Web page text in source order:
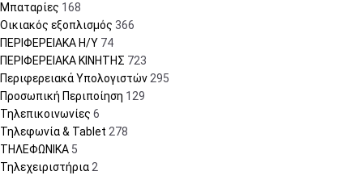
Μπαταρίες 168
Οικιακός εξοπλισμός 366
ΠΕΡΙΦΕΡΕΙΑΚΑ Η/Υ 74
ΠΕΡΙΦΕΡΕΙΑΚΑ ΚΙΝΗΤΗΣ 723
Περιφερειακά Υπολογιστών295
Προσωπική Περιποίηση 129
Τηλεπικοινωνίες 6
Τηλεφωνία & Tablet 278
ΤΗΛΕΦΩΝΙΚΑ 5
Τηλεχειριστήρια2